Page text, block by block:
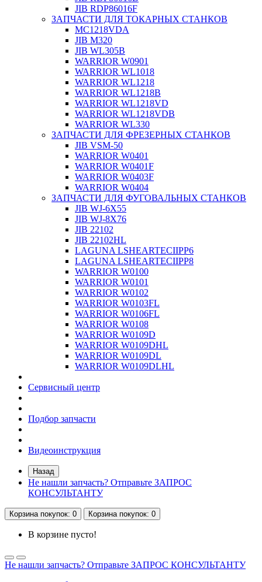
JIB RDP86016F
ЗАПЧАСТИ ДЛЯ ТОКАРНЫХ СТАНКОВ
MC1218VDA
JIB M320
JIB WL305B
WARRIOR W0901
WARRIOR WL1018
WARRIOR WL1218
WARRIOR WL1218B
WARRIOR WL1218VD
WARRIOR WL1218VDB
WARRIOR WL330
ЗАПЧАСТИ ДЛЯ ФРЕЗЕРНЫХ СТАНКОВ
JIB VSM-50
WARRIOR W0401
WARRIOR W0401F
WARRIOR W0403F
WARRIOR W0404
ЗАПЧАСТИ ДЛЯ ФУГОВАЛЬНЫХ СТАНКОВ
JIB WJ-6X55
JIB WJ-8X76
JIB 22102
JIB 22102HL
LAGUNA LSHEARTECIIPP6
LAGUNA LSHEARTECIIPP8
WARRIOR W0100
WARRIOR W0101
WARRIOR W0102
WARRIOR W0103FL
WARRIOR W0106FL
WARRIOR W0108
WARRIOR W0109D
WARRIOR W0109DHL
WARRIOR W0109DL
WARRIOR W0109DLHL
Сервисный центр
Подбор запчасти
Видеоинструкция
Назад
Не нашли запчасть? Отправьте ЗАПРОС
КОНСУЛЬТАНТУ
Корзинапокупок: 0 Корзинапокупок: 0
В корзине пусто!
Не нашли запчасть? Отправьте ЗАПРОС КОНСУЛЬТАНТУ